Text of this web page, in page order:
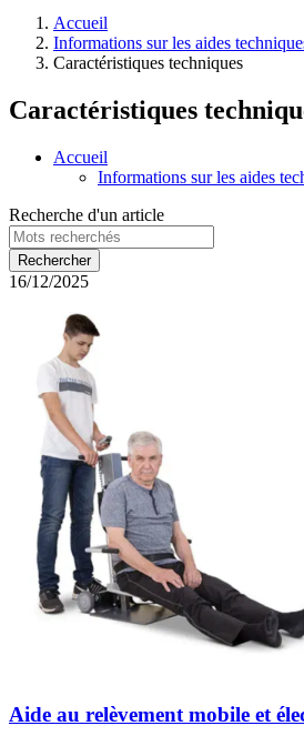
Accueil
Informations sur les aides
Caractéristiques techniques
Caractéristiques
Accueil
Informations sur les aides
Recherche d'un article
16/12/2025
Aide au relèvement mobile et